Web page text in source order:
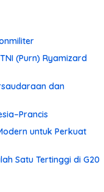
(Purn) Ryamizard
dan
untuk Perkuat
Satu Tertinggi di G20